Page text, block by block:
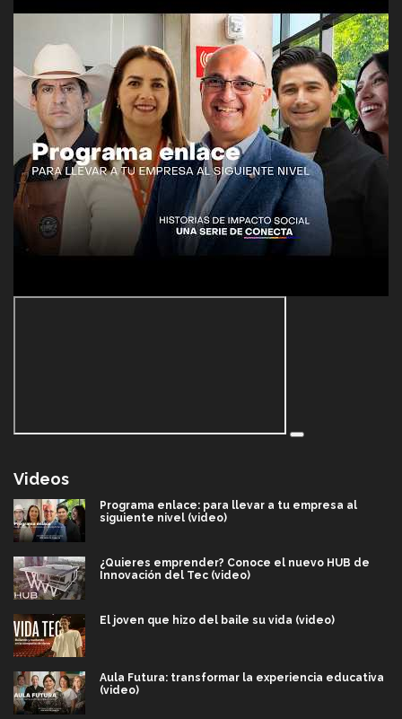
Videos
Programa enlace: para llevar a tu empresa al
siguiente nivel (video)
¿Quieres emprender? Conoce el nuevo HUB de
Innovación del Tec (video)
El joven que hizo del baile su vida (video)
Aula Futura: transformar la experiencia educativa
(video)